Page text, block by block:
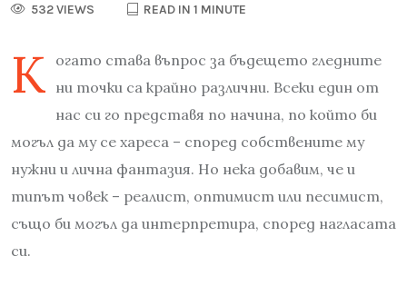
532 VIEWS
READ IN 1 MINUTE
К огато става въпрос за бъдещето гледните
ни точки са крайно различни. Всеки един от
нас си го представя по начина, по който би
могъл да му се хареса – според собствените му
нужни и лична фантазия. Но нека добавим, че и
типът човек – реалист, оптимист или песимист,
също би могъл да интерпретира, според нагласата
си.